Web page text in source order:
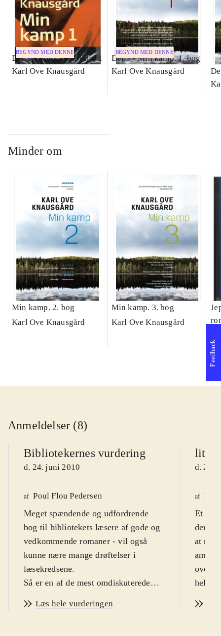
BEGYND MED DENNE
Del 1 -Min kamp. Bind 1
Karl Ove Knausgård
BEGYND MED DENNE
Del 1 -Min kamp. 1. bog
Karl Ove Knausgård
Minder om
Min kamp. 2. bog
Karl Ove Knausgård
Min kamp. 3. bog
Karl Ove Knausgård
Anmeldelser (8)
Bibliotekernes vurdering
d. 24. juni 2010
af Poul Flou Pedersen
Meget spændende og udfordrende
bog til bibliotekets læsere af gode og
vedkommende romaner - vil også
kunne nære mange drøftelser i
læsekredsene.
Så er en af de mest omdiskuterede
på dansk, og det er en umådelig
Læs hele vurderingen
d. 22.
af
Et
der
at
hele
Feedback